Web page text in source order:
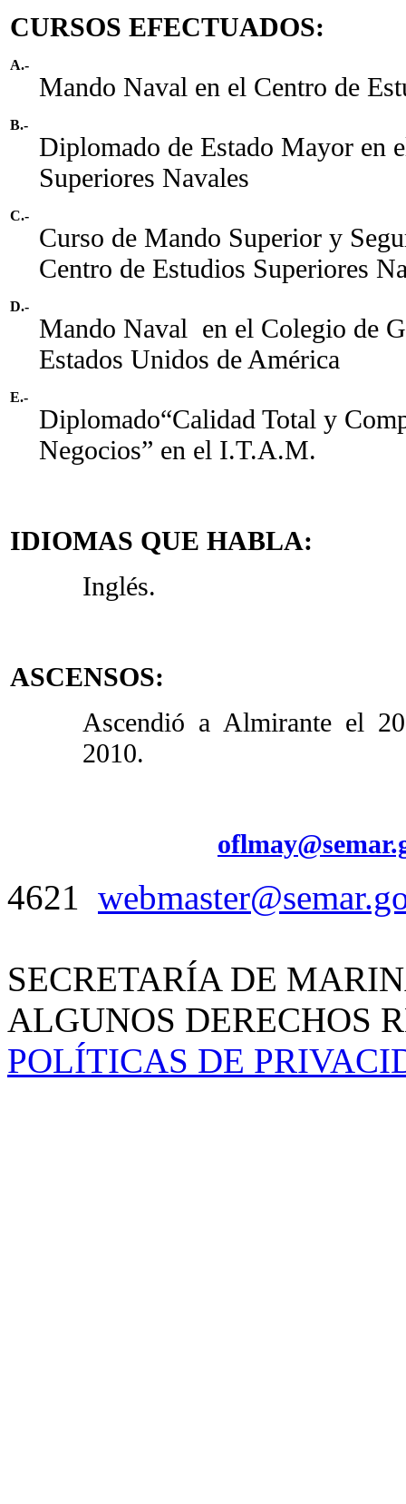
CURSOS EFECTUADOS:
A.-
Mando Naval en el Centro de
B.-
Diplomado de Estado Mayor en
Superiores Navales
C.-
Curso de Mando Superior y
Centro de Estudios Superiores
D.-
Mando Naval en el Colegio de
Estados Unidos de América
E.-
Diplomado“Calidad Total y
Negocios” en el I.T.A.M.
IDIOMAS QUE HABLA:
Inglés.
ASCENSOS:
Ascendió a Almirante el
2010.
4621
SECRETARÍA DE
ALGUNOS DERECHOS
POLÍTICAS DE